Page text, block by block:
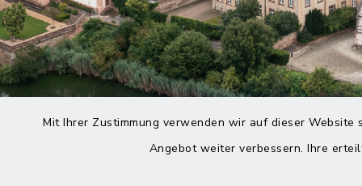
Mit Ihrer Zustimmung verwenden wir auf dieser
Angebot weiter verbessern. Ihre